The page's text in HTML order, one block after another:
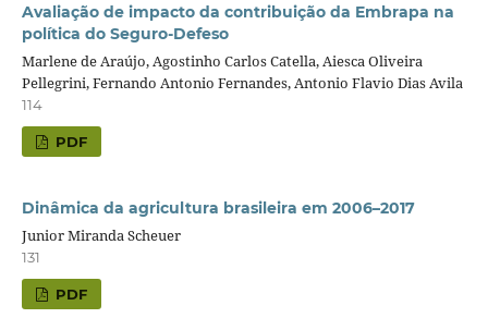
Avaliação de impacto da contribuição da Embrapa na
política do Seguro-Defeso
Marlene de Araújo, Agostinho Carlos Catella, Aiesca Oliveira
Pellegrini, Fernando Antonio Fernandes, Antonio Flavio Dias Avila
114
PDF
Dinâmica da agricultura brasileira em 2006–2017
Junior Miranda Scheuer
131
PDF